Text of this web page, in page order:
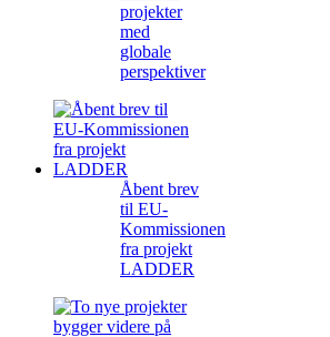
projekter
med
globale
perspektiver
Åbent brev
til EU-
Kommissionen
fra projekt
LADDER